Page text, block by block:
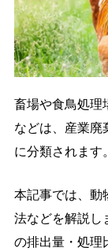
導入事例
お役立ち
畜場や食鳥処理
などは、産業廃
に分類されます。
本記事では、動
法などを解説し
の排出量・処理